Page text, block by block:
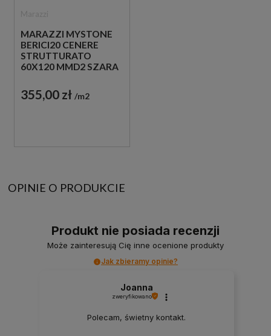
MARAZZI MYSTONE
BERICI20 CENERE
STRUTTURATO
60X120 MMD2 SZARA
20 MM
355,00 zł m2
OPINIE O PRODUKCIE
Produkt nie posiada recenzji
Może zainteresują Cię inne ocenione produkty
Jak zbieramy opinie?
Joanna
zweryfikowano
Polecam, świetny kontakt.